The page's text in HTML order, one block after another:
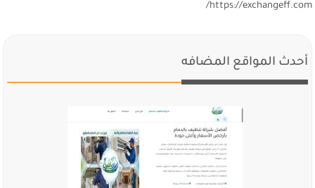
https://exchangeff.com/
أحدث المواقع المضافه